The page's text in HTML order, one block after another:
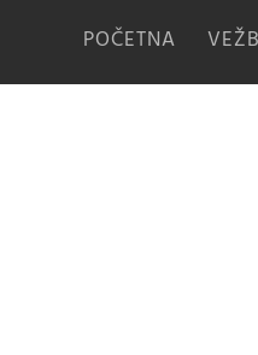
POČETNA